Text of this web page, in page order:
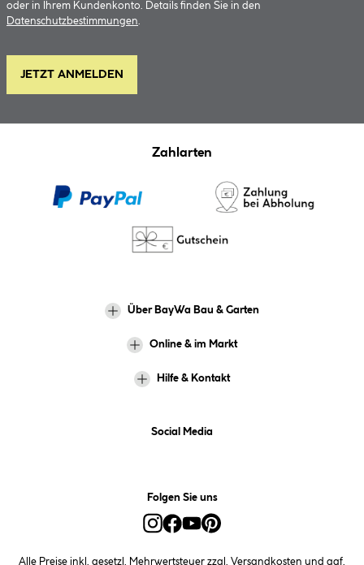
oder in Ihrem Kundenkonto. Details finden Sie in den
Datenschutzbestimmungen.
JETZT ANMELDEN
Zahlarten
Über BayWa Bau & Garten
Online & im Markt
Hilfe & Kontakt
Social Media
Folgen Sie uns
Alle Preise inkl. gesetzl. Mehrwertsteuer zzgl. Versandkosten und ggf.